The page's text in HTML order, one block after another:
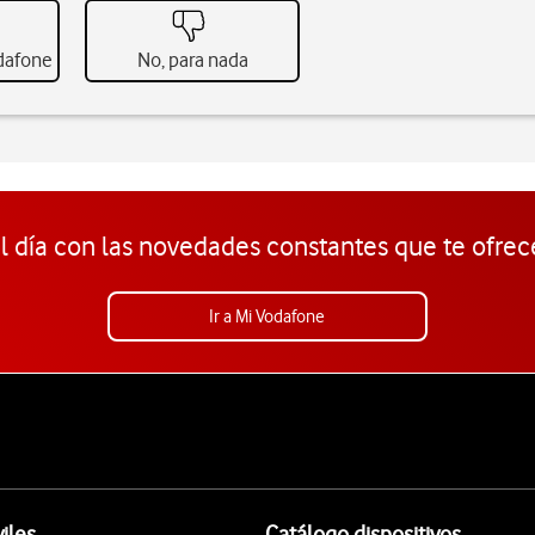
No, para nada
día con las novedades constantes que te
Ir a Mi Vodafone